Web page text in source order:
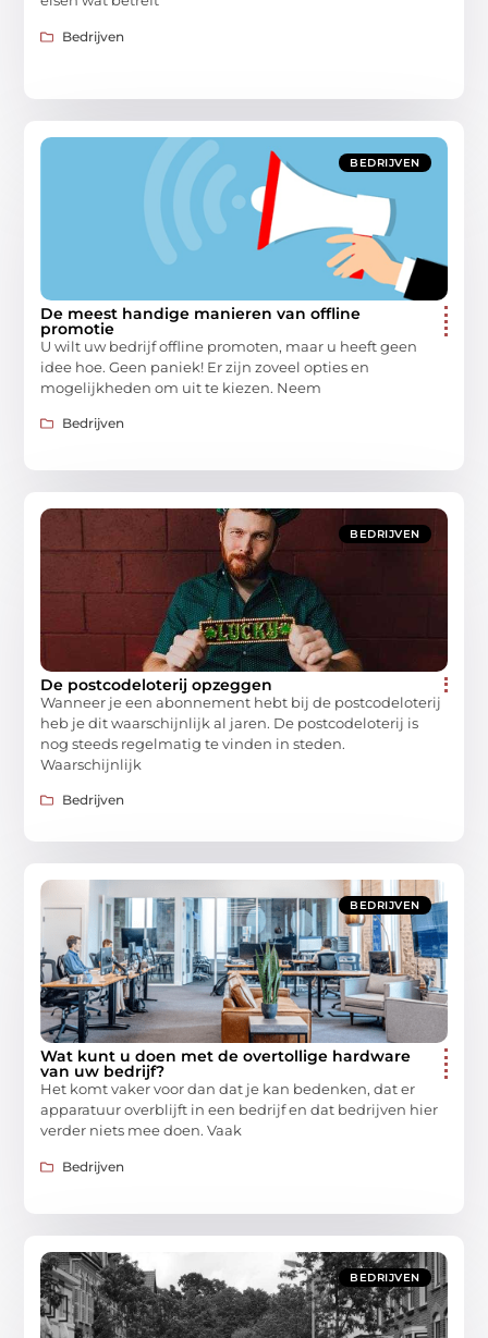
Bedrijven
BEDRIJVEN
De meest handige manieren van offline
promotie
U wilt uw bedrijf offline promoten, maar u heeft geen
idee hoe. Geen paniek! Er zijn zoveel opties en
mogelijkheden om uit te kiezen. Neem
Bedrijven
BEDRIJVEN
De postcodeloterij opzeggen
Wanneer je een abonnement hebt bij de postcodeloterij
heb je dit waarschijnlijk al jaren. De postcodeloterij is
nog steeds regelmatig te vinden in steden.
Waarschijnlijk
Bedrijven
BEDRIJVEN
Wat kunt u doen met de overtollige hardware
van uw bedrijf?
Het komt vaker voor dan dat je kan bedenken, dat er
apparatuur overblijft in een bedrijf en dat bedrijven hier
verder niets mee doen. Vaak
Bedrijven
BEDRIJVEN